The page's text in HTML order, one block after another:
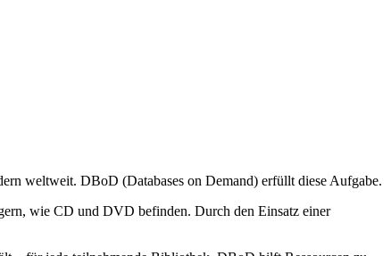
weltweit. DBoD (Databases on Demand) erfüllt diese Aufgabe.
wie CD und DVD befinden. Durch den Einsatz einer